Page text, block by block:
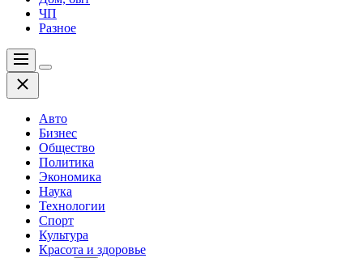
ЧП
Разное
Меню
Цвет
Закрыть
Авто
Бизнес
Общество
Политика
Экономика
Наука
Технологии
Спорт
Культура
Красота и здоровье